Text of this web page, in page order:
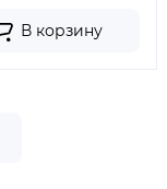
В корзину